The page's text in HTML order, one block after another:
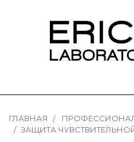
ГЛАВНАЯ
ЗАЩИТА